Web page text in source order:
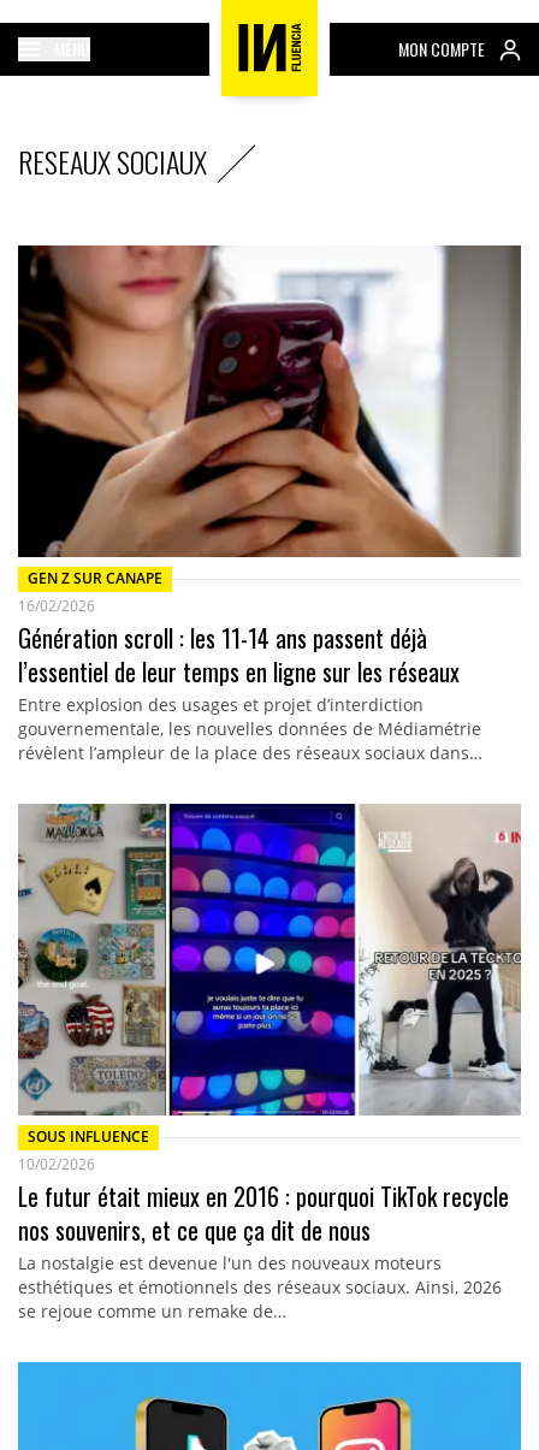
MON COMPTE
RESEAUX SOCIAUX
GEN Z SUR CANAPE
16/02/2026
Génération scroll : les 11-14 ans passent déjà
l’essentiel de leur temps en ligne sur les réseaux
Entre explosion des usages et projet d’interdiction
gouvernementale, les nouvelles données de Médiamétrie
révèlent l’ampleur de la place des réseaux sociaux dans…
SOUS INFLUENCE
10/02/2026
Le futur était mieux en 2016 : pourquoi TikTok recycle
nos souvenirs, et ce que ça dit de nous
La nostalgie est devenue l'un des nouveaux moteurs
esthétiques et émotionnels des réseaux sociaux. Ainsi, 2026
se rejoue comme un remake de…